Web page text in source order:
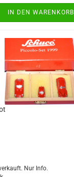
IN DEN WARENKORB
Nur Info.